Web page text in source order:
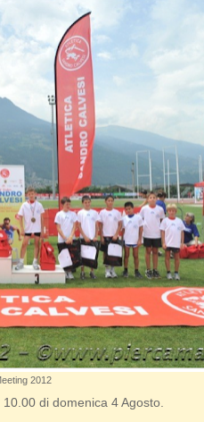
2012
di domenica 4 Agosto.